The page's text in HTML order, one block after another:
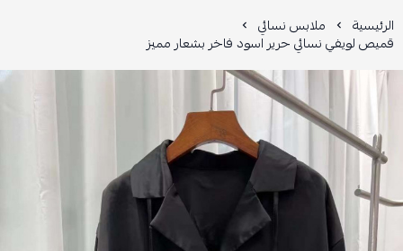
الرئيسية ملابس نسائي
قميص لويفي نسائي حرير اسود فاخر بشعار مميز